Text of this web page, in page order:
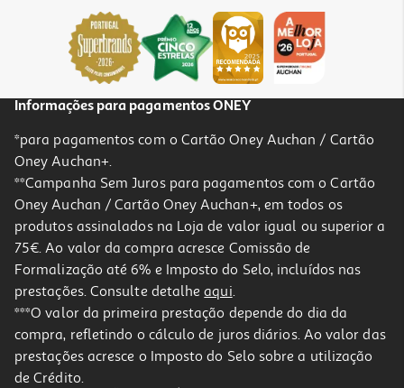
79,99 €
4.8
Liquidificadora Bosch Mmb6172s Vitapower Serie 4 1200w
97.99 €/un
97,99 €
Informações para pagamentos ONEY
*para pagamentos com o Cartão Oney Auchan / Cartão
Oney Auchan+.
**Campanha Sem Juros para pagamentos com o Cartão
Oney Auchan / Cartão Oney Auchan+, em todos os
produtos assinalados na Loja de valor igual ou superior a
75€. Ao valor da compra acresce Comissão de
Formalização até 6% e Imposto do Selo, incluídos nas
prestações. Consulte detalheaqui.
***O valor da primeira prestação depende do dia da
compra, refletindo o cálculo de juros diários. Ao valor das
prestações acresce o Imposto do Selo sobre a utilização
de Crédito.